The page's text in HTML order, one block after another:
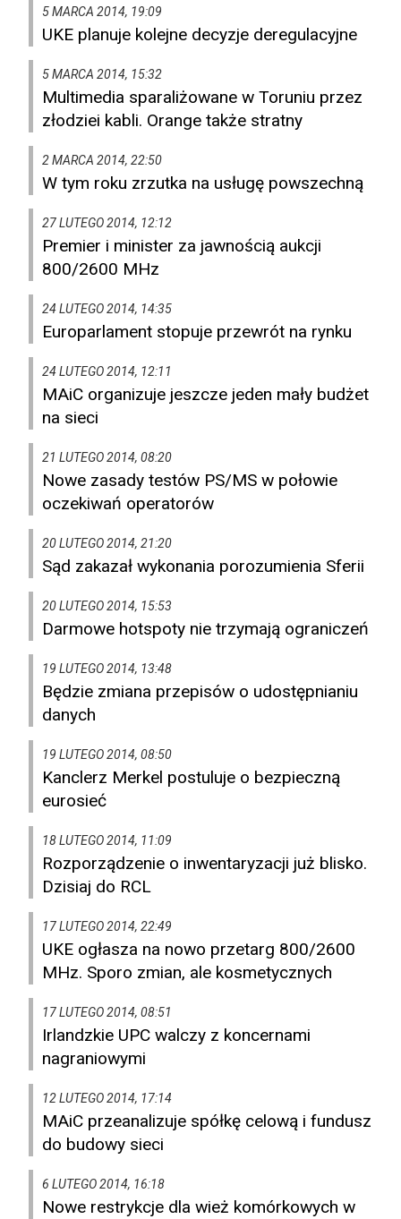
5 MARCA 2014, 19:09
UKE planuje kolejne decyzje deregulacyjne
5 MARCA 2014, 15:32
Multimedia sparaliżowane w Toruniu przez
złodziei kabli. Orange także stratny
2 MARCA 2014, 22:50
W tym roku zrzutka na usługę powszechną
27 LUTEGO 2014, 12:12
Premier i minister za jawnością aukcji
800/2600 MHz
24 LUTEGO 2014, 14:35
Europarlament stopuje przewrót na rynku
24 LUTEGO 2014, 12:11
MAiC organizuje jeszcze jeden mały budżet
na sieci
21 LUTEGO 2014, 08:20
Nowe zasady testów PS/MS w połowie
oczekiwań operatorów
20 LUTEGO 2014, 21:20
Sąd zakazał wykonania porozumienia Sferii
20 LUTEGO 2014, 15:53
Darmowe hotspoty nie trzymają ograniczeń
19 LUTEGO 2014, 13:48
Będzie zmiana przepisów o udostępnianiu
danych
19 LUTEGO 2014, 08:50
Kanclerz Merkel postuluje o bezpieczną
eurosieć
18 LUTEGO 2014, 11:09
Rozporządzenie o inwentaryzacji już blisko.
Dzisiaj do RCL
17 LUTEGO 2014, 22:49
UKE ogłasza na nowo przetarg 800/2600
MHz. Sporo zmian, ale kosmetycznych
17 LUTEGO 2014, 08:51
Irlandzkie UPC walczy z koncernami
nagraniowymi
12 LUTEGO 2014, 17:14
MAiC przeanalizuje spółkę celową i fundusz
do budowy sieci
6 LUTEGO 2014, 16:18
Nowe restrykcje dla wież komórkowych w